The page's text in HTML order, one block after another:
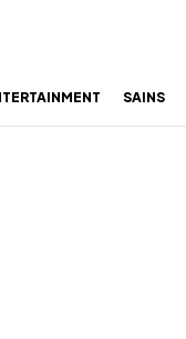
SAINS